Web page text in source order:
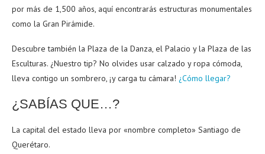
por más de 1,500 años, aquí encontrarás estructuras monumentales
como la Gran Pirámide.
Descubre también la Plaza de la Danza, el Palacio y la Plaza de las
Esculturas. ¿Nuestro tip? No olvides usar calzado y ropa cómoda,
lleva contigo un sombrero, ¡y carga tu cámara! ¿Cómo llegar?
¿SABÍAS QUE…?
La capital del estado lleva por «nombre completo» Santiago de
Querétaro.